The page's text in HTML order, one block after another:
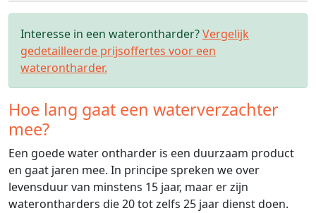
Interesse in een waterontharder?Vergelijk
gedetailleerde prijsoffertes voor een
waterontharder.
Hoe lang gaat een waterverzachter
mee?
Een goede water ontharder is een duurzaam product
en gaat jaren mee. In principe spreken we over
levensduur van minstens 15 jaar, maar er zijn
waterontharders die 20 tot zelfs 25 jaar dienst doen.